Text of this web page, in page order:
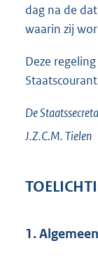
dag na de
waarin zij
Deze
De
J.Z.C.M.Tielen
1. Algemeen